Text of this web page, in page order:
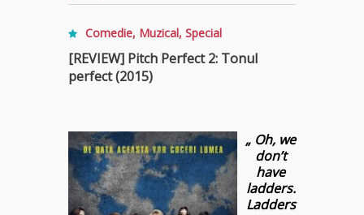
Comedie, Muzical, Special
[REVIEW] Pitch Perfect 2: Tonul
perfect (2015)
„ Oh, we
don’t
have
ladders.
Ladders